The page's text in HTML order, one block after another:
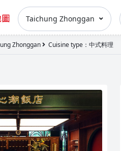
Taichung Zhonggan
Zhonggan Cuisine type：中式料理